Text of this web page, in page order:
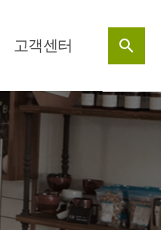
고객센터 